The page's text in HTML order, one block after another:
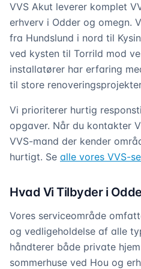
VVS Akut leverer komplet
erhverv i Odder og omegn.
fra Hundslund i nord til
ved kysten til Torrild mod
installatører har erfaring
til store
Vi prioriterer hurtig
opgaver. Når du kontakter
VVS-mand der kender
hurtigt. Se alle vores VVS-
Hvad Vi Tilbyder i
Vores serviceområde
og vedligeholdelse af alle
håndterer både private
sommerhuse ved Hou og